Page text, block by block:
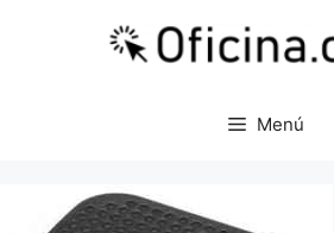
Menú